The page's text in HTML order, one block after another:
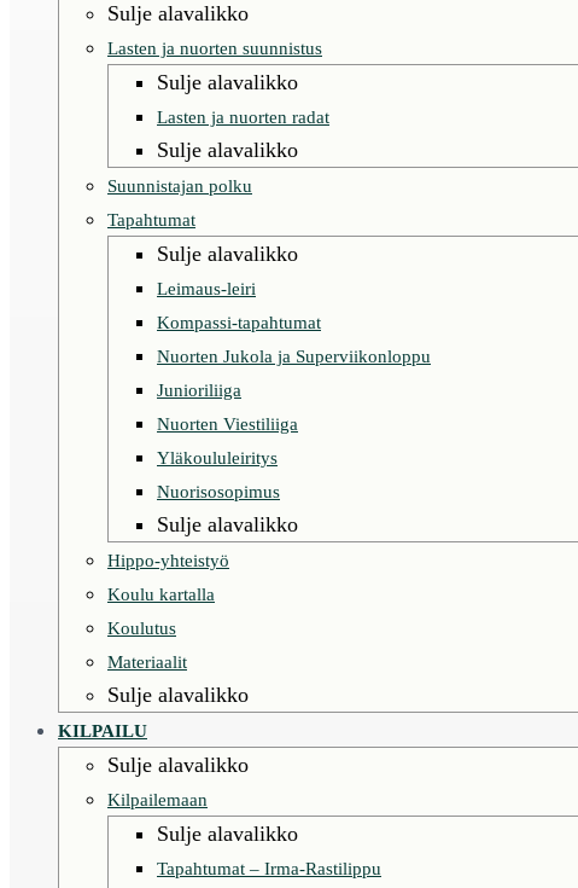
Sulje alavalikko
Lasten ja nuorten suunnistus
Sulje alavalikko
Lasten ja nuorten radat
Sulje alavalikko
Suunnistajan polku
Tapahtumat
Sulje alavalikko
Leimaus-leiri
Kompassi-tapahtumat
Nuorten Jukola ja Superviikonloppu
Junioriliiga
Nuorten Viestiliiga
Yläkoululeiritys
Nuorisosopimus
Sulje alavalikko
Hippo-yhteistyö
Koulu kartalla
Koulutus
Materiaalit
Sulje alavalikko
KILPAILU
Sulje alavalikko
Kilpailemaan
Sulje alavalikko
Tapahtumat – Irma-Rastilippu